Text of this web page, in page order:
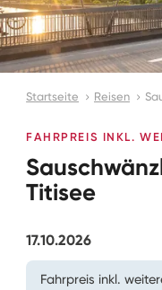
Startseite Reisen
Titisee
FAHRPREIS INKL.
17.10.2026
Fahrpreis inkl.